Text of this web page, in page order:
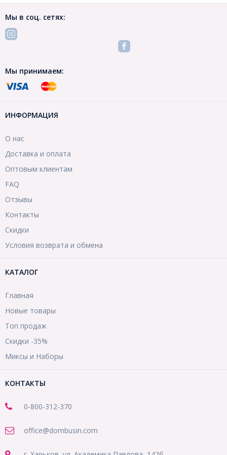
Мы в соц. сетях:
Мы принимаем:
ИНФОРМАЦИЯ
О нас
Доставка и оплата
Оптовым клиентам
FAQ
Отзывы
Контакты
Скидки
Условия возврата и обмена
КАТАЛОГ
Главная
Новые товары
Топ продаж
Скидки -35%
Миксы и Наборы
КОНТАКТЫ
0-800-312-370
office@dombusin.com